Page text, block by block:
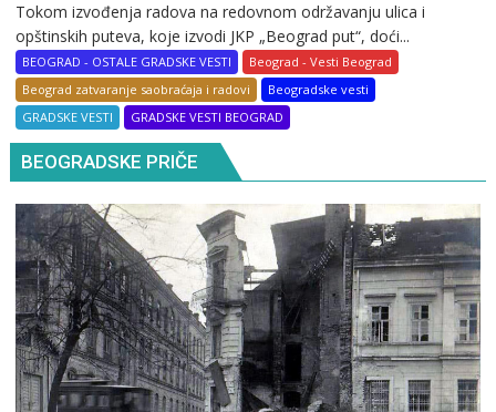
Tokom izvođenja radova na redovnom održavanju ulica i
opštinskih puteva, koje izvodi JKP „Beograd put“, doći...
BEOGRAD - OSTALE GRADSKE VESTI
Beograd - Vesti Beograd
Beograd zatvaranje saobraćaja i radovi
Beogradske vesti
GRADSKE VESTI
GRADSKE VESTI BEOGRAD
BEOGRADSKE PRIČE